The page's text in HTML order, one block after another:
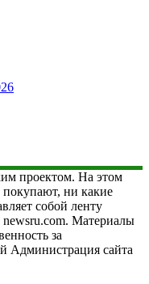
проектом. На этом
покупают, ни какие
собой ленту
newsru.com. Материалы
за
Администрация сайта